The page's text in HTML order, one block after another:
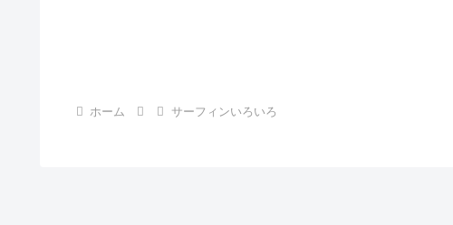
ホーム サーフィンいろいろ